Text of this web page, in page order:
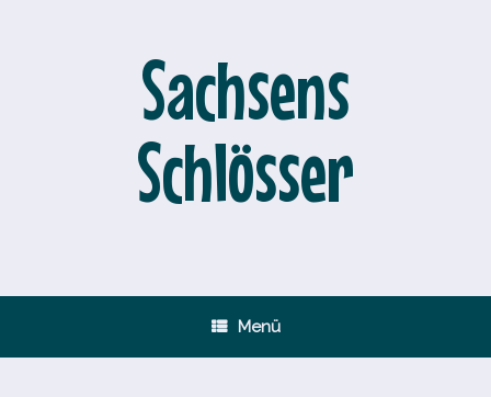
Sachsens
Schlösser
Menü